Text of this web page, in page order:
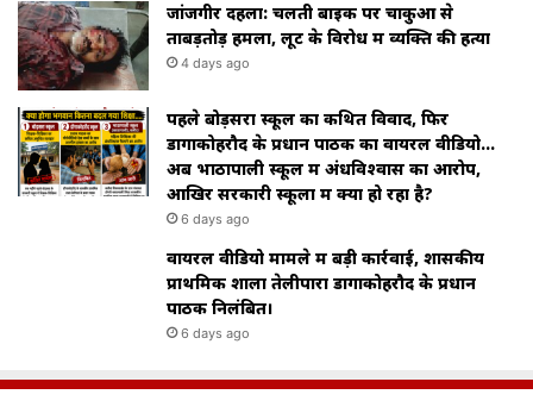
जांजगीर दहला: चलती बाइक पर चाकुओं से
ताबड़तोड़ हमला, लूट के विरोध में व्यक्ति की हत्या
4 days ago
पहले बोड़सरा स्कूल का कथित विवाद, फिर
डोंगाकोहरौद के प्रधान पाठक का वायरल वीडियो…
अब भाठापाली स्कूल में अंधविश्वास का आरोप,
आखिर सरकारी स्कूलों में क्या हो रहा है?
6 days ago
वायरल वीडियो मामले में बड़ी कार्रवाई, शासकीय
प्राथमिक शाला तेलीपारा डोंगाकोहरौद के प्रधान
पाठक निलंबित।
6 days ago